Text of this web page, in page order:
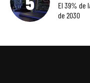
El 39% de
de 2030